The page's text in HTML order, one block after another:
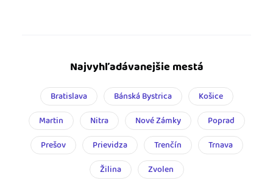
Najvyhľadávanejšie mestá
Bratislava Bánská Bystrica
Košice
Martin
Nitra Nové Zámky
Poprad
Prešov
Prievidza Trenčín
Trnava
Žilina
Zvolen